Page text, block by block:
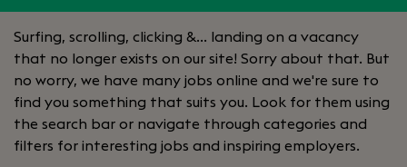
Surfing, scrolling, clicking &… landing on a vacancy
that no longer exists on our site! Sorry about that. But
no worry, we have many jobs online and we're sure to
find you something that suits you. Look for them using
the search bar or navigate through categories and
filters for interesting jobs and inspiring employers.